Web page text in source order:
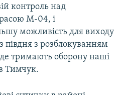
контроль над
М-04, і
можливість для виходу
півдня з розблокуванням
тримають оборону наші
Тимчук.